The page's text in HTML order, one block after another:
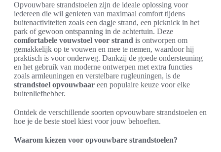
Opvouwbare strandstoelen zijn de ideale oplossing voor
iedereen die wil genieten van maximaal comfort tijdens
buitenactiviteiten zoals een dagje strand, een picknick in het
park of gewoon ontspanning in de achtertuin. Deze
comfortabele vouwstoel voor strand is ontworpen om
gemakkelijk op te vouwen en mee te nemen, waardoor hij
praktisch is voor onderweg. Dankzij de goede ondersteuning
en het gebruik van moderne ontwerpen met extra functies
zoals armleuningen en verstelbare rugleuningen, is de
strandstoel opvouwbaar een populaire keuze voor elke
buitenliefhebber.
Ontdek de verschillende soorten opvouwbare strandstoelen en
hoe je de beste stoel kiest voor jouw behoeften.
Waarom kiezen voor opvouwbare strandstoelen?